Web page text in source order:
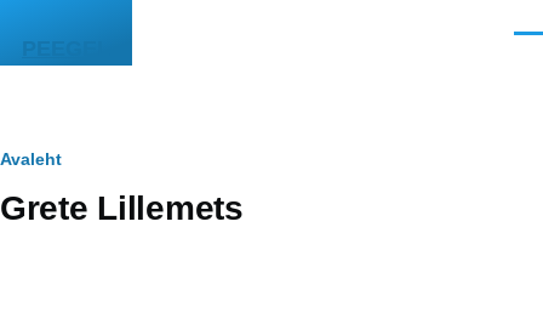
PEEGEL
Leivapuru
Avaleht
Grete Lillemets